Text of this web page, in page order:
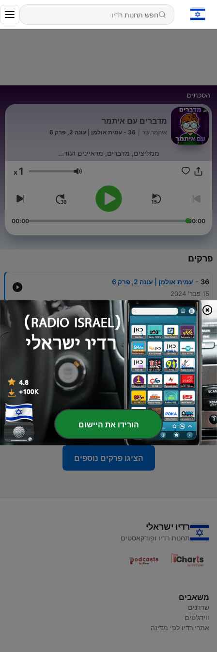
הסכתים
מדברים עם איתמר
איתמר שר 36 - עמית אולמן | עונה 2, פרק 6
ממליצים, מדברים, מראיינים ועוד...
עוצמת שמע 1
00:00
00:00
פרקים
36
- עמית אולמן | עונה 2, פרק 6
15 פבר' 2024
34
- מר שיבולת | עונה 2 פרק 4
13 אפר' 2023
33 ג'ימבו ג'יי | עונה 2 פרק 3
08 מרץ 2023
32
-
?מדברים עם איתמר | עונה 2, פרק 2. | מה עשיתי כשלא
הייתי פה
08 פבר' 2023
31
- אורי גרוס | עונה 2 פרק 1
27 יולי 2022
הציגו פרקים נוספים
רדיו ישראלי
תחנות רדיו ופודקאסטים
משאבים
שדרנים
ווידג'טים
אתרי רדיו לפי מדינה
הורידו את היישום